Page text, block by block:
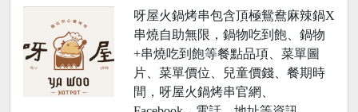
呀屋火鍋烤串包含頂極鴛鴦麻辣鍋X
串燒自助無限，鍋物吃到飽、鍋物
+串燒吃到飽等餐點品項、菜單圖
片、菜單價位、兒童價錢、餐期時
間，呀屋火鍋烤串官網、